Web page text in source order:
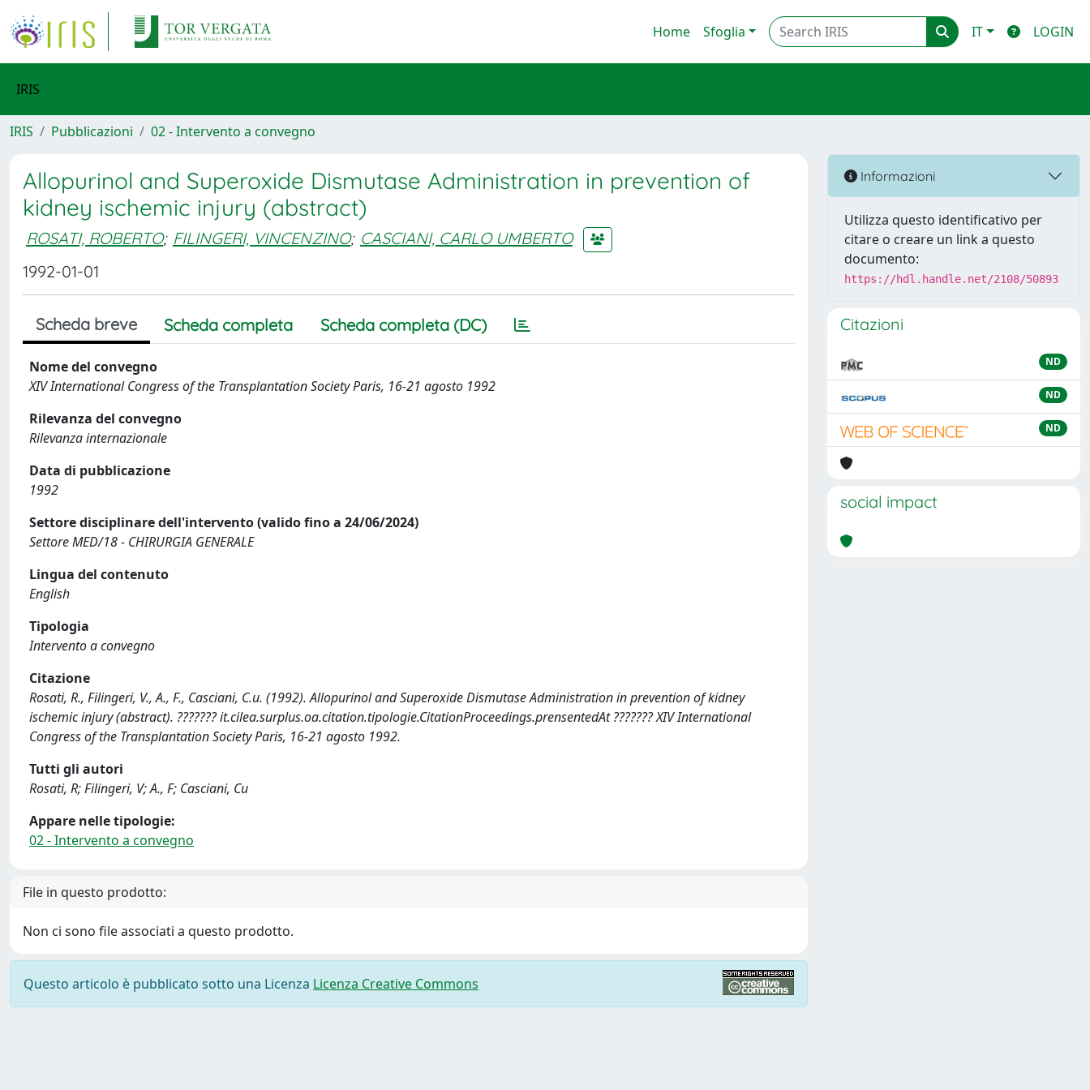
Home Sfoglia IT LOGIN
IRIS
IRIS Pubblicazioni 02 - Intervento a convegno
Allopurinol and Superoxide Dismutase Administration in prevention of
kidney ischemic injury (abstract)
ROSATI, ROBERTO; FILINGERI, VINCENZINO; CASCIANI, CARLO UMBERTO
1992-01-01
Scheda breve Scheda completa Scheda completa (DC)
Nome del convegno
XIV International Congress of the Transplantation Society Paris, 16-21 agosto 1992
Rilevanza del convegno
Rilevanza internazionale
Data di pubblicazione
1992
Settore disciplinare dell'intervento (valido fino a 24/06/2024)
Settore MED/18 - CHIRURGIA GENERALE
Lingua del contenuto
English
Tipologia
Intervento a convegno
Citazione
Rosati, R., Filingeri, V., A., F., Casciani, C.u. (1992). Allopurinol and Superoxide Dismutase Administration in prevention of kidney
ischemic injury (abstract). ??????? it.cilea.surplus.oa.citation.tipologie.CitationProceedings.prensentedAt ??????? XIV International
Congress of the Transplantation Society Paris, 16-21 agosto 1992.
Tutti gli autori
Rosati, R; Filingeri, V; A., F; Casciani, Cu
Appare nelle tipologie:
02 - Intervento a convegno
File in questo prodotto:
Non ci sono file associati a questo prodotto.
Questo articolo è pubblicato sotto una Licenza Licenza Creative Commons
Informazioni
Utilizza questo identificativo per
citare o creare un link a questo
documento:
https://hdl.handle.net/2108/50893
Citazioni
ND
ND
ND
social impact